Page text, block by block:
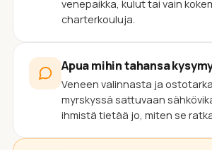
venepaikka, kulut tai vain
charterkouluja.
Apua mihin tahansa
Veneen valinnasta ja
myrskyssä sattuvaan
ihmistä tietää jo, miten se